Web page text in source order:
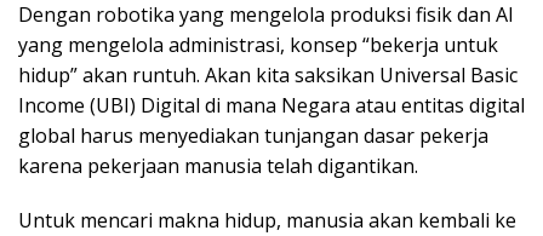
Dengan robotika yang mengelola produksi fisik dan AI
yang mengelola administrasi, konsep “bekerja untuk
hidup” akan runtuh. Akan kita saksikan Universal Basic
Income (UBI) Digital di mana Negara atau entitas digital
global harus menyediakan tunjangan dasar pekerja
karena pekerjaan manusia telah digantikan.
Untuk mencari makna hidup, manusia akan kembali ke